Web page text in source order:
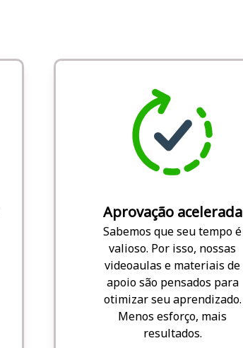
Aprovação acelerada
Sabemos que seu tempo é
valioso. Por isso, nossas
videoaulas e materiais de
apoio são pensados para
otimizar seu aprendizado.
Menos esforço, mais
resultados.